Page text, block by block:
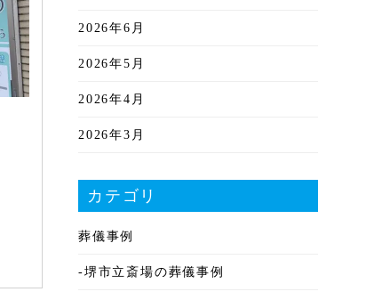
2026年6月
2026年5月
2026年4月
2026年3月
2026年1月
2025年12月
2025年11月
カテゴリ
葬儀事例
-堺市立斎場の葬儀事例